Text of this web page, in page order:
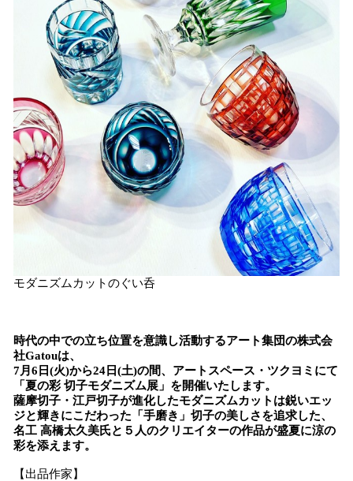
モダニズムカットのぐい呑
時代の中での立ち位置を意識し活動するアート集団の株式会
社Gatouは、
7月6日(火)から24日(土)の間、アートスペース・ツクヨミにて
「夏の彩 切子モダニズム展」を開催いたします。
薩摩切子・江戸切子が進化したモダニズムカットは鋭いエッ
ジと輝きにこだわった「手磨き」切子の美しさを追求した、
名工 高橋太久美氏と５人のクリエイターの作品が盛夏に涼の
彩を添えます。
【出品作家】